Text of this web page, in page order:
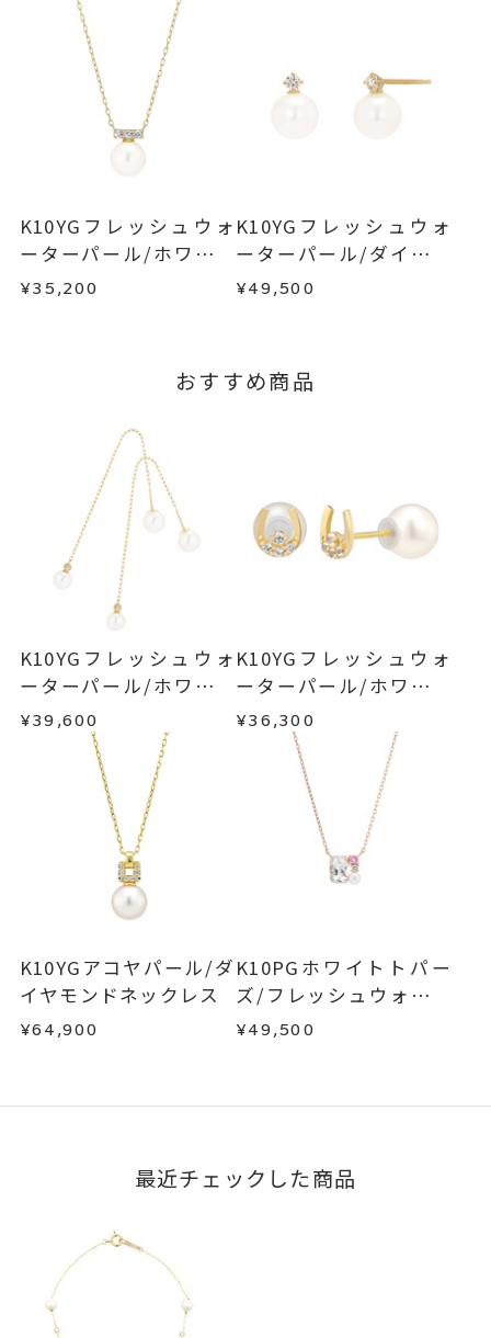
目安日数を頂戴し、一から製作いたします。
※お急ぎの方はご注文前にお問い合わせくださ
い。事前に現在の納期状況を確認いたします。
お届け予定日はご注文から2営業日以内にメールに
・販売期間が限定されている商品
・過度な交換・返品を繰り返している場合
商品の品質には万全を期しておりますが、万が一
不良品の場合、またはご注文のお品と異なる場合
は、早急に商品を交換させていただきます。
はお問い合わせフォームよりご連絡ください。
この場合の返送料は弊社にて負担いたしますの
で、着払いにてご返送ください。
詳細はこちら
K10YGフレッシュウォ
ーターパール/ホワイト
トパーズネックレス
¥35,200
K10YGフレッシュウォ
ーターパール/ダイヤモ
ンドピアス
¥49,500
おすすめ商品
K10YGフレッシュウォ
ーターパール/ホワイト
トパーズピアス
¥39,600
K10YGフレッシュウォ
ーターパール/ホワイト
トパーズピアス
¥36,300
K10YGアコヤパール/ダ
イヤモンドネックレス
¥64,900
K10PGホワイトトパー
ズ/フレッシュウォータ
ーパール/ピンクトルマ
¥49,500
最近チェックした商品